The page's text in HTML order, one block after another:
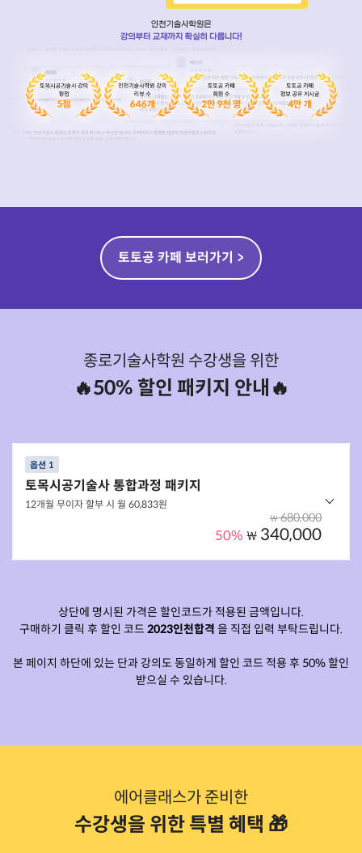
토토공 카페 보러가기 >
종로기술사학원 수강생을 위한
🔥50% 할인 패키지 안내🔥
옵션 1
토목시공기술사 통합과정 패키지
12개월 무이자 할부 시 월 60,833원
₩680,000
50% ₩340,000
[180일] 토목시공기술사★[본강의(실강의)]
[180일] 토목시공기술사★[용어풀고 합격~]
[180일] 기술사★서술★[결론부 작성법]
상단에 명시된 가격은 할인코드가 적용된 금액입니다.
구매하기 클릭 후 할인 코드 2023인천합격 을 직접 입력 부탁드립니다.
본 페이지 하단에 있는 단과 강의도 동일하게 할인 코드 적용 후 50% 할인
받으실 수 있습니다.
에어클래스가 준비한
수강생을 위한 특별 혜택 🎁